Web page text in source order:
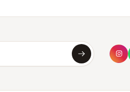
Koku Asistanı · çevrimiçi